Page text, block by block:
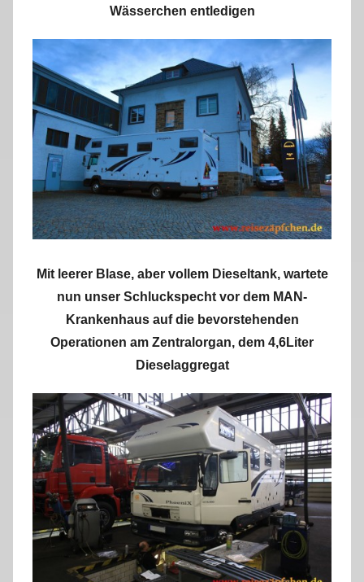
Wässerchen entledigen
Mit leerer Blase, aber vollem Dieseltank, wartete
nun unser Schluckspecht vor dem MAN-
Krankenhaus auf die bevorstehenden
Operationen am Zentralorgan, dem 4,6Liter
Dieselaggregat